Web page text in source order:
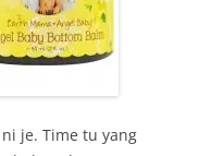
je. Time tu yang